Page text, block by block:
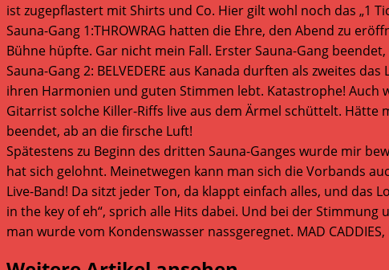
ist zugepflastert mit Shirts und Co. Hier gilt wohl noch das „1
Sauna-Gang 1:THROWRAG hatten die Ehre, den Abend zu
Bühne hüpfte. Gar nicht mein Fall. Erster Sauna-Gang
Sauna-Gang 2: BELVEDERE aus Kanada durften als zweites
ihren Harmonien und guten Stimmen lebt. Katastrophe! Auch
Gitarrist solche Killer-Riffs live aus dem Ärmel schüttelt.
beendet, ab an die firsche Luft!
Spätestens zu Beginn des dritten Sauna-Ganges wurde mir
hat sich gelohnt. Meinetwegen kann man sich die Vorbands
Live-Band! Da sitzt jeder Ton, da klappt einfach alles, und das
in the key of eh“, sprich alle Hits dabei. Und bei der
man wurde vom Kondenswasser nassgeregnet. MAD